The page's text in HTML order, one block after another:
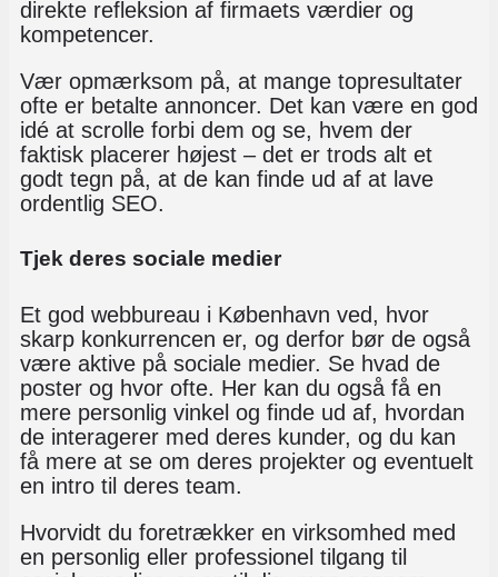
direkte refleksion af firmaets værdier og
kompetencer.
Vær opmærksom på, at mange topresultater
ofte er betalte annoncer. Det kan være en god
idé at scrolle forbi dem og se, hvem der
faktisk placerer højest – det er trods alt et
godt tegn på, at de kan finde ud af at lave
ordentlig SEO.
Tjek deres sociale medier
Et god webbureau i København ved, hvor
skarp konkurrencen er, og derfor bør de også
være aktive på sociale medier. Se hvad de
poster og hvor ofte. Her kan du også få en
mere personlig vinkel og finde ud af, hvordan
de interagerer med deres kunder, og du kan
få mere at se om deres projekter og eventuelt
en intro til deres team.
Hvorvidt du foretrækker en virksomhed med
en personlig eller professionel tilgang til